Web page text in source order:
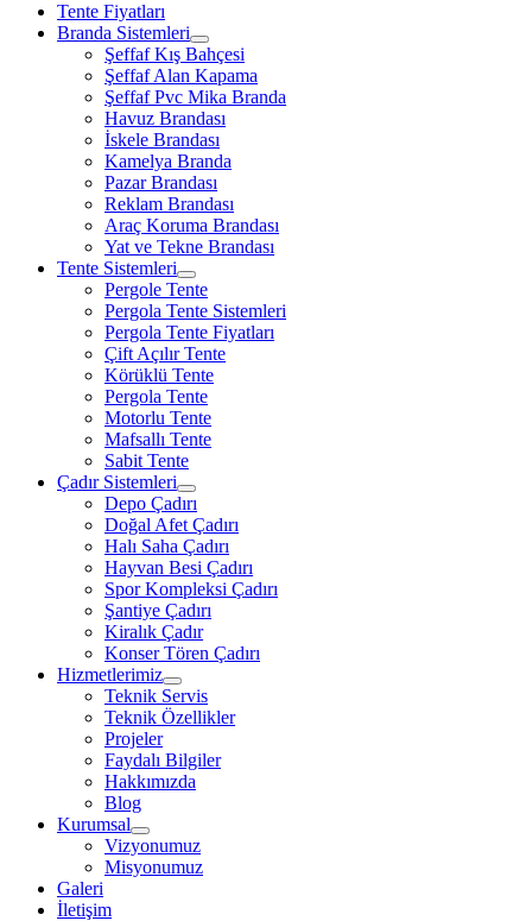
Tente Fiyatları
Branda Sistemleri
Şeffaf Kış Bahçesi
Şeffaf Alan Kapama
Şeffaf Pvc Mika Branda
Havuz Brandası
İskele Brandası
Kamelya Branda
Pazar Brandası
Reklam Brandası
Araç Koruma Brandası
Yat ve Tekne Brandası
Tente Sistemleri
Pergole Tente
Pergola Tente Sistemleri
Pergola Tente Fiyatları
Çift Açılır Tente
Körüklü Tente
Pergola Tente
Motorlu Tente
Mafsallı Tente
Sabit Tente
Çadır Sistemleri
Depo Çadırı
Doğal Afet Çadırı
Halı Saha Çadırı
Hayvan Besi Çadırı
Spor Kompleksi Çadırı
Şantiye Çadırı
Kiralık Çadır
Konser Tören Çadırı
Hizmetlerimiz
Teknik Servis
Teknik Özellikler
Projeler
Faydalı Bilgiler
Hakkımızda
Blog
Kurumsal
Vizyonumuz
Misyonumuz
Galeri
İletişim